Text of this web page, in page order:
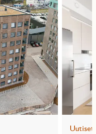
Uutiset